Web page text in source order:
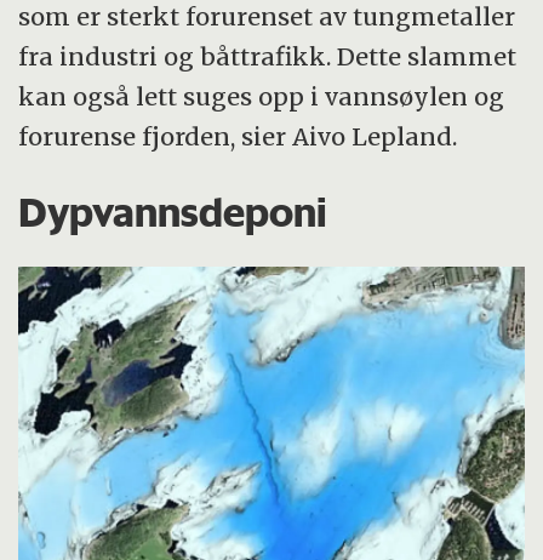
som er sterkt forurenset av tungmetaller
fra industri og båttrafikk. Dette slammet
kan også lett suges opp i vannsøylen og
forurense fjorden, sier Aivo Lepland.
Dypvannsdeponi